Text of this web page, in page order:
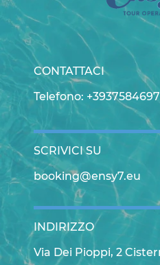
CONTATTACI
Telefono:
SCRIVICI SU
booking@ensy7.eu
INDIRIZZO
Via Dei Pioppi, 2